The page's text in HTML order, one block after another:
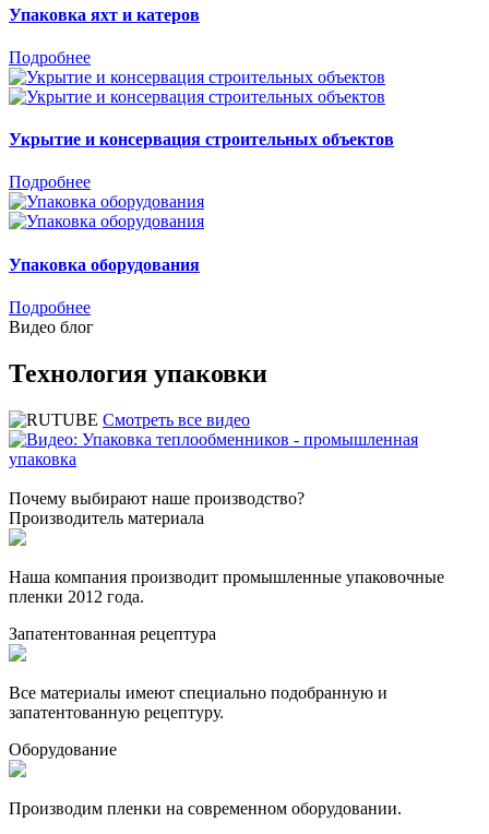
Упаковка яхт и катеров
Подробнее
Укрытие и консервация строительных объектов
Подробнее
Упаковка оборудования
Подробнее
Видео блог
Технология упаковки
Смотреть все видео
Почему выбирают наше производство?
Производитель материала
Наша компания производит промышленные упаковочные
пленки 2012 года.
Запатентованная рецептура
Все материалы имеют специально подобранную и
запатентованную рецептуру.
Оборудование
Производим пленки на современном оборудовании.